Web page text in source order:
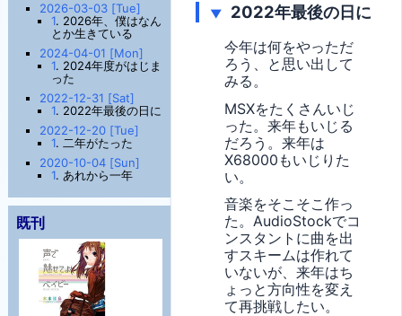
2026-03-03 [Tue]
1. 2026年、僕はなん
とか生きている
2024-04-01 [Mon]
1. 2024年度がはじま
った
2022-12-31 [Sat]
1. 2022年最後の日に
2022-12-20 [Tue]
1. 二年がたった
2020-10-04 [Sun]
1. あれから一年
既刊
▼ 2022年最後の日に
今年は何をやっただ
ろう、と思い出して
みる。
MSXをたくさんいじ
った。来年もいじる
だろう。来年は
X68000もいじりた
い。
音楽をそこそこ作っ
た。AudioStockでコ
ンスタントに曲を出
すスキームは作れて
いないが、来年はち
ょっと方向性を変え
て再挑戦したい。